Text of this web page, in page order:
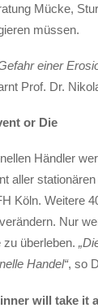
Mücke,
müssen.
einer
Prof. Dr.
or Die
Händler
aller
Köln. Weitere
Nur
zu überleben.
Handel“, so
will take it